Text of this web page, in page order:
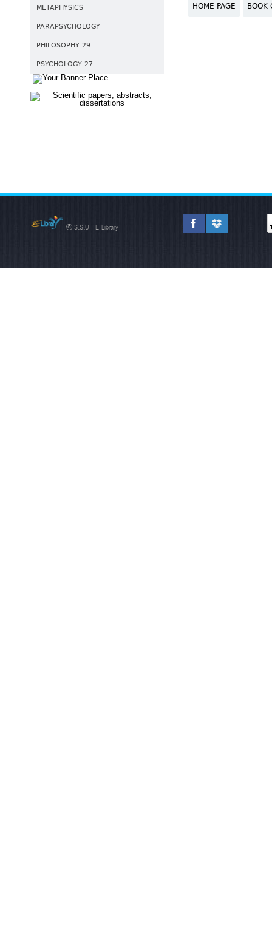
METAPHYSICS
PARAPSYCHOLOGY
PHILOSOPHY 29
PSYCHOLOGY 27
HOME PAGE BOOK
© S.S.U - E-Library